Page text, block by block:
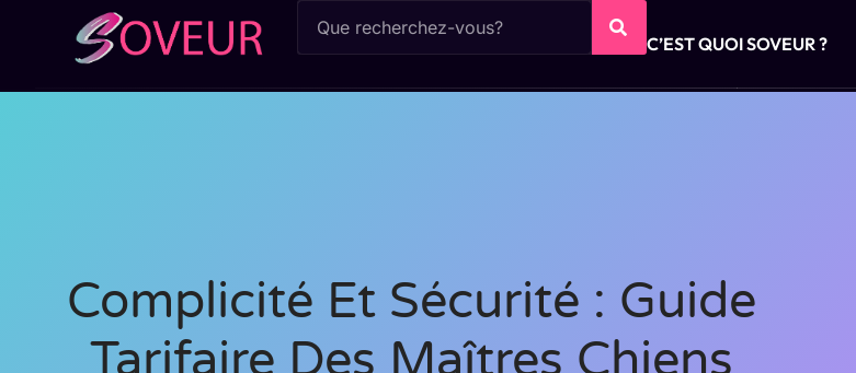
C’EST QUOI SOVEUR ?
Complicité Et Sécurité : Guide
Tarifaire Des Maîtres Chiens